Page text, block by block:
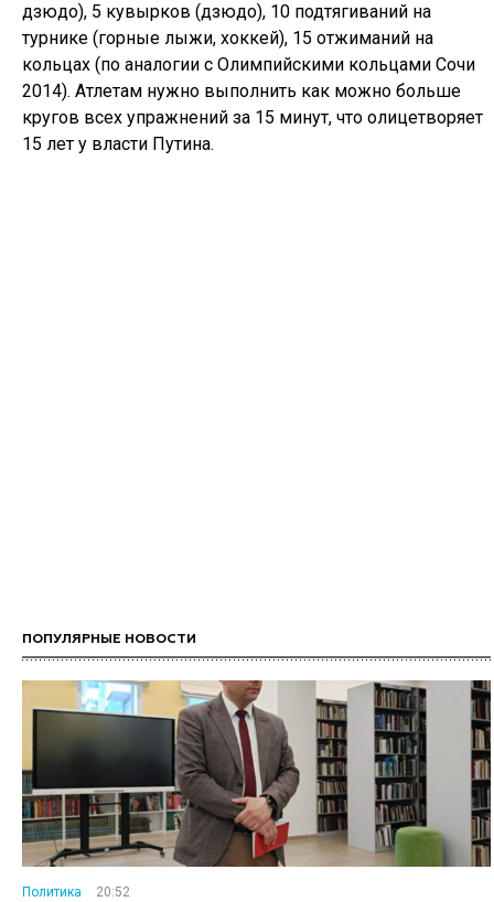
дзюдо), 5 кувырков (дзюдо), 10 подтягиваний на
турнике (горные лыжи, хоккей), 15 отжиманий на
кольцах (по аналогии с Олимпийскими кольцами Сочи
2014). Атлетам нужно выполнить как можно больше
кругов всех упражнений за 15 минут, что олицетворяет
15 лет у власти Путина.
ПОПУЛЯРНЫЕ НОВОСТИ
Политика
20:52